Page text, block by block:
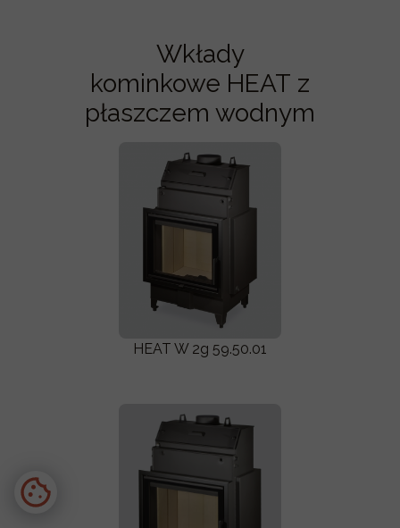
HEAT W 2g 59.50.01
Wkłady
kominkowe HEAT z
płaszczem wodnym